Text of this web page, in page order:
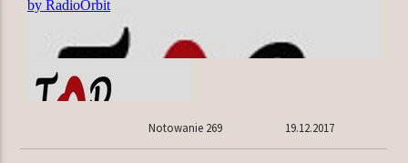
TERAZ W RAMÓWCE
NA MOJEJ ORBICIE
Notowanie 269 19.12.2017